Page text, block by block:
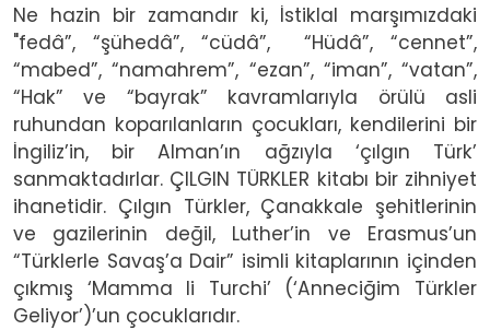
Ne hazin bir zamandır ki, İstiklal marşımızdaki
"fedâ”, “şühedâ”, “cüdâ”, “Hüdâ”, “cennet”,
“mabed”, “namahrem”, “ezan”, “iman”, “vatan”,
“Hak” ve “bayrak” kavramlarıyla örülü asli
ruhundan koparılanların çocukları, kendilerini bir
İngiliz’in, bir Alman’ın ağzıyla ‘çılgın Türk’
sanmaktadırlar. ÇILGIN TÜRKLER kitabı bir zihniyet
ihanetidir. Çılgın Türkler, Çanakkale şehitlerinin
ve gazilerinin değil, Luther’in ve Erasmus’un
“Türklerle Savaş’a Dair” isimli kitaplarının içinden
çıkmış ‘Mamma li Turchi’ (‘Anneciğim Türkler
Geliyor’)’un çocuklarıdır.